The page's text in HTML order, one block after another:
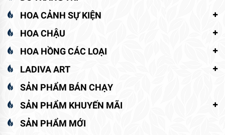
HOA CẢNH SỰ KIỆN
HOA CHẬU
HOA HỒNG CÁC LOẠI
LADIVA ART
SẢN PHẨM BÁN CHẠY
SẢN PHẨM KHUYẾN MÃI
SẢN PHẨM MỚI